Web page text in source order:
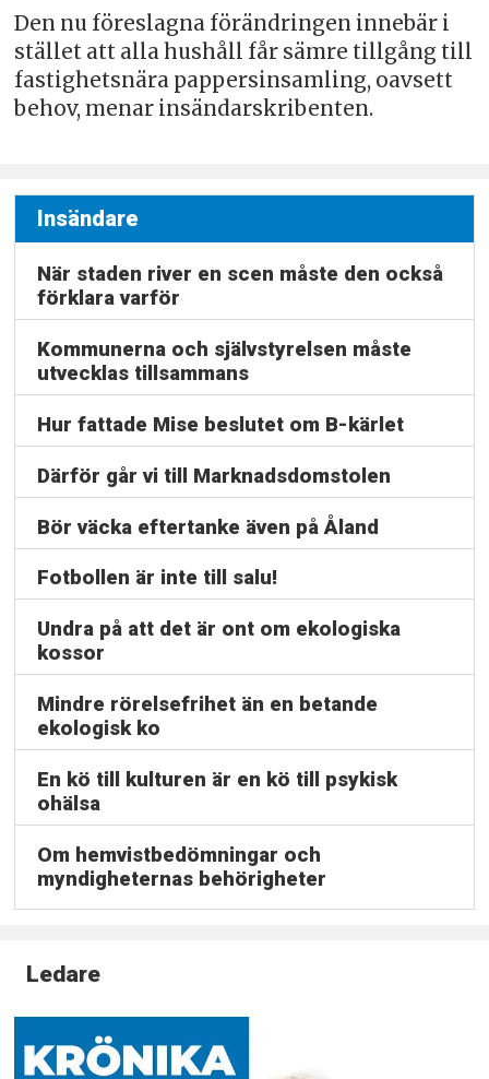
Den nu föreslagna förändringen innebär i
stället att alla hushåll får sämre tillgång till
fastighetsnära pappersinsamling, oavsett
behov, menar insändarskribenten.
Insändare
När staden river en scen måste den också
förklara varför
Kommunerna och självstyrelsen måste
utvecklas tillsammans
Hur fattade Mise beslutet om B-kärlet
Därför går vi till Marknadsdomstolen
Bör väcka eftertanke även på Åland
Fotbollen är inte till salu!
Undra på att det är ont om ekologiska
kossor
Mindre rörelsefrihet än en betande
ekologisk ko
En kö till kulturen är en kö till psykisk
ohälsa
Om hemvistbedömningar och
myndigheternas behörigheter
Ledare